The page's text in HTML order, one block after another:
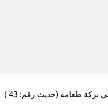
بركة طعامه (حديث رقم: 43 )